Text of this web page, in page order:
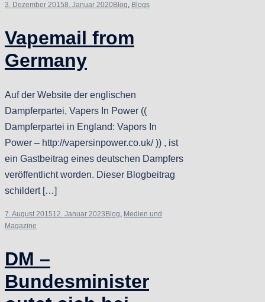
3. Dezember 20158. Januar 2020 Blog, Blogs
Vapemail from
Germany
Auf der Website der englischen
Dampferpartei, Vapers In Power ((
Dampferpartei in England: Vapors In
Power – http://vapersinpower.co.uk/ )) , ist
ein Gastbeitrag eines deutschen Dampfers
veröffentlicht worden. Dieser Blogbeitrag
schildert […]
7. August 201512. Januar 2023 Blog, Medien und
Magazine
DM –
Bundesminister